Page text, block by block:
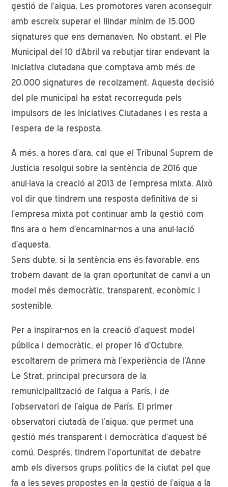
gestió de l’aigua. Les promotores varen aconseguir
amb escreix superar el llindar mínim de 15.000
signatures que ens demanaven. No obstant, el Ple
Municipal del 10 d’Abril va rebutjar tirar endevant la
iniciativa ciutadana que comptava amb més de
20.000 signatures de recolzament. Aquesta decisió
del ple municipal ha estat recorreguda pels
impulsors de les Iniciatives Ciutadanes i es resta a
l’espera de la resposta.
A més, a hores d’ara, cal que el Tribunal Suprem de
Justicia resolgui sobre la sentència de 2016 que
anul·lava la creació al 2013 de l’empresa mixta. Això
vol dir que tindrem una resposta definitiva de si
l’empresa mixta pot continuar amb la gestió com
fins ara o hem d’encaminar-nos a una anul·lació
d’aquesta.
Sens dubte, si la sentència ens és favorable, ens
trobem davant de la gran oportunitat de canvi a un
model més democràtic, transparent, econòmic i
sostenible.
Per a inspirar-nos en la creació d’aquest model
pública i democràtic, el proper 16 d’Octubre,
escoltarem de primera mà l’experiència de l’Anne
Le Strat, principal precursora de la
remunicipalització de l’aigua a París, i de
l’observatori de l’aigua de París. El primer
observatori ciutadà de l’aigua, que permet una
gestió més transparent i democràtica d’aquest bé
comú. Després, tindrem l’oportunitat de debatre
amb els diversos grups polítics de la ciutat pel que
fa a les seves propostes en la gestió de l’aigua a la